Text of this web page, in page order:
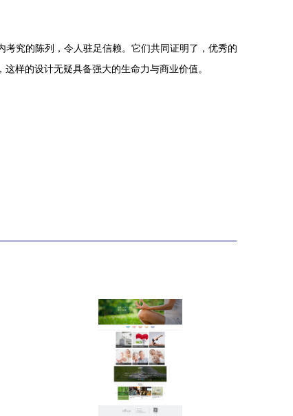
考究的陈列，令人驻足信赖。它们共同证明了，优秀的
样的设计无疑具备强大的生命力与商业价值。